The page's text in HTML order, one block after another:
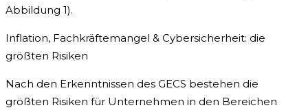
Abbildung 1).
Inflation, Fachkräftemangel & Cybersicherheit: die
größten Risiken
Nach den Erkenntnissen des GECS bestehen die
größten Risiken für Unternehmen in den Bereichen